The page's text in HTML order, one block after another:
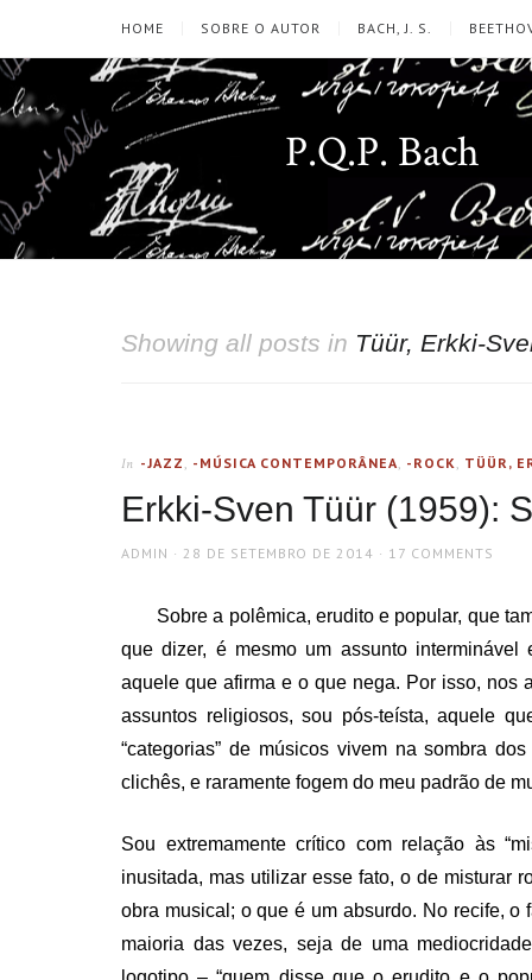
HOME SOBRE O AUTOR BACH, J. S.
P.Q.P. Bach
Showing all posts in Tüür, Erkki-
In -JAZZ -MÚSICA CONTEMPORÂNEA -ROCK TÜÜR,
Erkki-Sven Tüür (1959):
AUTHOR
ADMIN
POSTED
28 DE SETEMBRO DE 2014 17 COMMENTS
Sobre a polêmica, erudito e popular, que
que dizer, é mesmo um assunto
aquele que afirma e o que nega. Por isso, nos
assuntos religiosos, sou pós-teísta, aquele
“categorias” de músicos vivem na sombra
clichês, e raramente fogem do meu padrão de
Sou extremamente crítico com relação às
inusitada, mas utilizar esse fato, o de misturar
obra musical; o que é um absurdo. No recife, o
maioria das vezes, seja de uma